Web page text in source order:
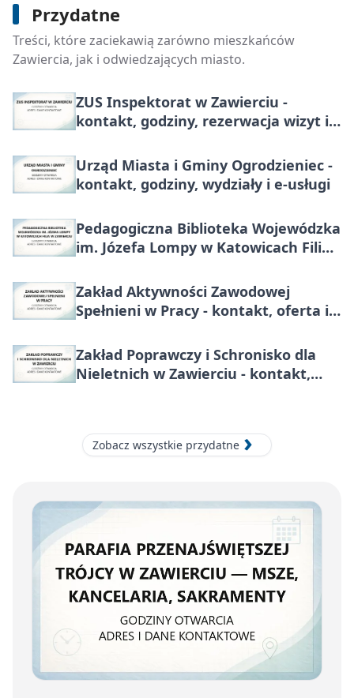
Przydatne
Treści, które zaciekawią zarówno mieszkańców
Zawiercia, jak i odwiedzających miasto.
Szpital Powiatowy w Zawierciu -
kontakt, oddziały, rejestracja i
badania
ZUS Inspektorat w Zawierciu -
kontakt, godziny, rezerwacja wizyt i
Urząd Miasta i Gminy Ogrodzieniec -
kontakt, godziny, wydziały i e-usługi
Pedagogiczna Biblioteka Wojewódzka
im. Józefa Lompy w Katowicach Filia
katalog online
Zakład Aktywności Zawodowej
Spełnieni w Pracy - kontakt, oferta i
Zakład Poprawczy i Schronisko dla
Nieletnich w Zawierciu - kontakt,
Zobacz wszystkie przydatne